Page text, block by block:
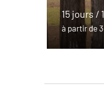
15 jours /
à partir de